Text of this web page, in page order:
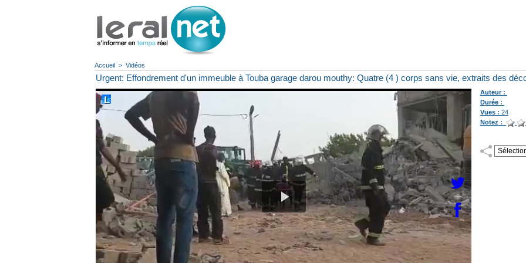
Accueil > Vidéos
Urgent: Effondrement d'un immeuble à Touba garage darou mouthy: Quatre (4 ) corps sans vie, extraits des
Auteur :
Durée :
Vues : 24
Notez :